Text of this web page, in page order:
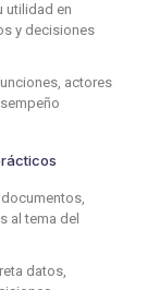
utilidad en
y decisiones
actores
al tema del
datos,